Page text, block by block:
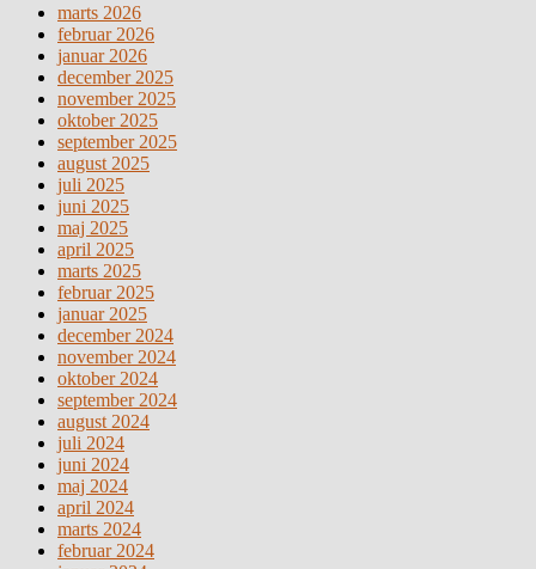
marts 2026
februar 2026
januar 2026
december 2025
november 2025
oktober 2025
september 2025
august 2025
juli 2025
juni 2025
maj 2025
april 2025
marts 2025
februar 2025
januar 2025
december 2024
november 2024
oktober 2024
september 2024
august 2024
juli 2024
juni 2024
maj 2024
april 2024
marts 2024
februar 2024